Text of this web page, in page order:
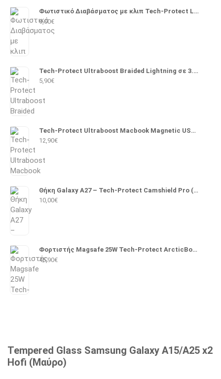
Φωτιστικό Διαβάσματος με κλιπ Tech-Protect LL100
9,00€
Tech-Protect Ultraboost Braided Lightning σε 3.5mm 1m (Μαύρο)
5,90€
Tech-Protect Ultraboost Macbook Magnetic USB 2.0 Cable USB-C male - Magsafe 3 140W PD 2m (Λευκό)
12,90€
Θήκη Galaxy A27 – Tech-Protect Camshield Pro (Μαύρο)
10,00€
Φορτιστής Magsafe 25W Tech-Protect ArcticBoost A51 (Λευκό)
45,90€
Tempered Glass Samsung Galaxy A15/A25 x2
Hofi (Μαύρο)